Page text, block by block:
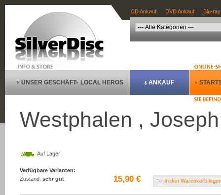
CD Ankauf DVD Ankauf Blu-
UNSER GESCHÄFT LOCAL HEROS ANKAUF
Westphalen ,
Auf Lager
Verfügbare Varianten:
Zustand: sehr gut 15,90 € In den Warenkorb